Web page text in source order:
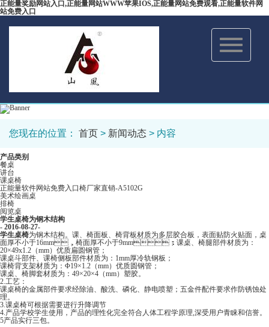
正能量奖励网站入口,正能量网站WWW苹果IOS,正能量网站免费观看,正能量软件网
站免费入口
Toggle
navigation
您现在的位置： 首页 > 新闻动态 > 内容
产品类别
餐桌
讲台
课桌椅
正能量软件网站免费入口椅厂家直销-A5102G
美术绘画桌
排椅
阅览桌
学生桌椅为钢木结构
- 2016-08-27-
学生桌椅为钢木结构。课、椅面板、椅背板材质为多层胶合板，表面贴防火贴面，桌
面厚不小于16mm，椅面厚不小于9mm；课桌、椅腿部件材质为：
20×49x1.2（mm）优质扁圆钢管；
课桌斗部件、课椅侧板部件材质为：1mm厚冷轨钢板；
课椅背支架材质为：Φ19×1.2（mm）优质圆钢管；
课桌、椅脚套材质为：49×20×4（mm）塑胶。
2.工艺：
课桌椅的金属部件要求经除油、酸洗、磷化、静电喷塑；五金件配件要求作防锈蚀处
理。
3.课桌椅可根据需要进行升降调节
4.产品学校学生使用，产品的理性化完全符合人体工程学原理,深受用户青睐和信誉。
5产品实行三包。